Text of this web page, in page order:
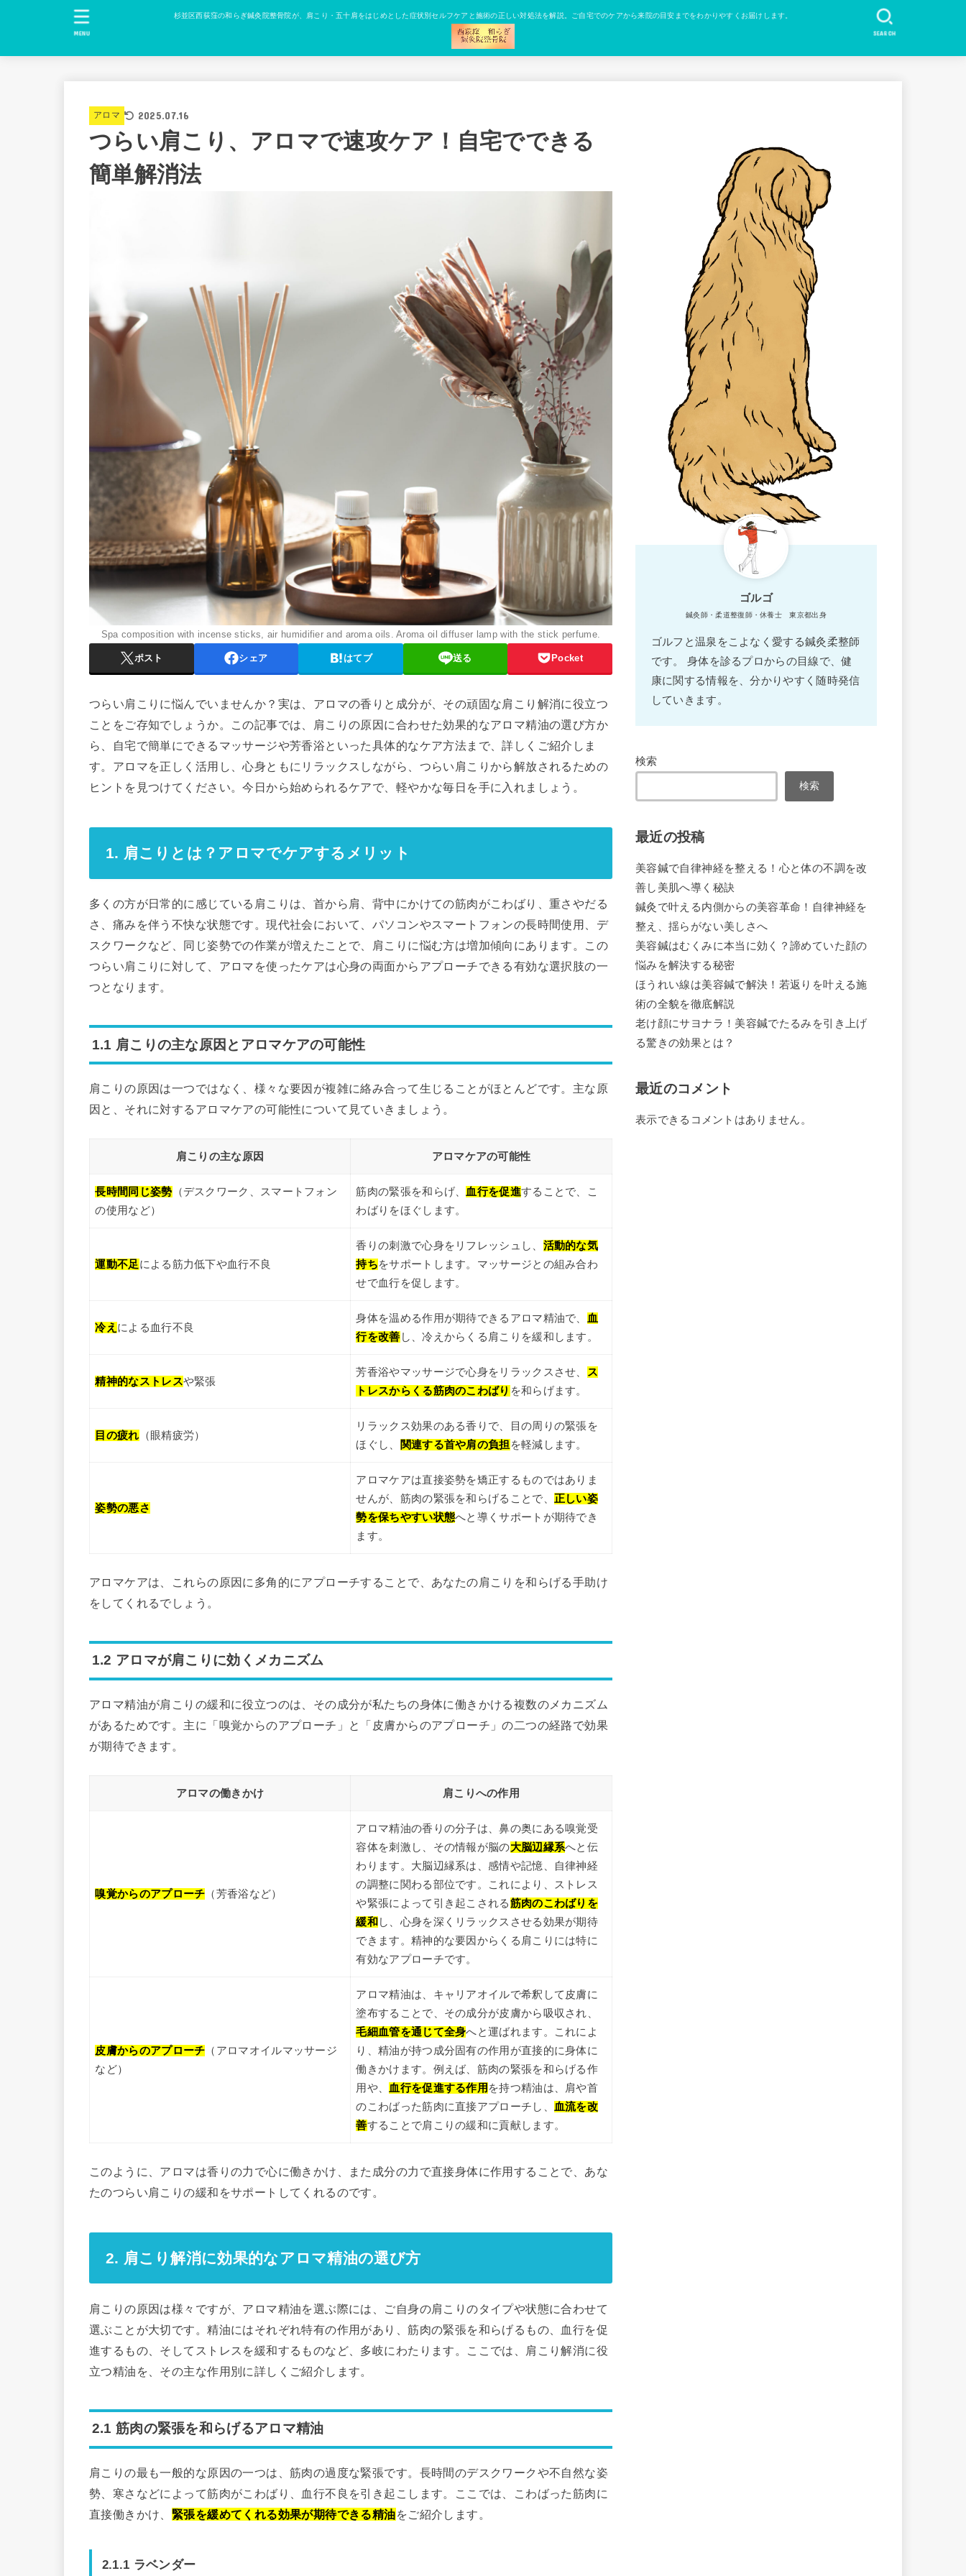
杉並区西荻窪の和らぎ鍼灸院整骨院が、肩こり・五十肩をはじめとした症状別セルフケアと施術の正しい対処法を解説。ご自宅でのケアから来院の目安までをわかりやすくお届けします。
SEARCH
MENU
アロマ 2025.07.16
つらい肩こり、アロマで速攻ケア！自宅でできる
簡単解消法
Spa composition with incense sticks, air humidifier and aroma oils. Aroma oil diffuser lamp with the stick perfume.
ポスト シェア はてブ 送る Pocket
つらい肩こりに悩んでいませんか？実は、アロマの香りと成分が、その頑固な肩こり解消に役立つ
ことをご存知でしょうか。この記事では、肩こりの原因に合わせた効果的なアロマ精油の選び方か
ら、自宅で簡単にできるマッサージや芳香浴といった具体的なケア方法まで、詳しくご紹介しま
す。アロマを正しく活用し、心身ともにリラックスしながら、つらい肩こりから解放されるための
ヒントを見つけてください。今日から始められるケアで、軽やかな毎日を手に入れましょう。
1. 肩こりとは？アロマでケアするメリット
多くの方が日常的に感じている肩こりは、首から肩、背中にかけての筋肉がこわばり、重さやだる
さ、痛みを伴う不快な状態です。現代社会において、パソコンやスマートフォンの長時間使用、デ
スクワークなど、同じ姿勢での作業が増えたことで、肩こりに悩む方は増加傾向にあります。この
つらい肩こりに対して、アロマを使ったケアは心身の両面からアプローチできる有効な選択肢の一
つとなります。
1.1 肩こりの主な原因とアロマケアの可能性
肩こりの原因は一つではなく、様々な要因が複雑に絡み合って生じることがほとんどです。主な原
因と、それに対するアロマケアの可能性について見ていきましょう。
肩こりの主な原因 アロマケアの可能性
長時間同じ姿勢 （デスクワーク、スマートフォン
の使用など）
筋肉の緊張を和らげ、血行を促進することで、こ
わばりをほぐします。
運動不足による筋力低下や血行不良
香りの刺激で心身をリフレッシュし、 活動的な気
持ちをサポートします。マッサージとの組み合わ
せで血行を促します。
冷え による血行不良
身体を温める作用が期待できるアロマ精油で、 血
行を改善 し、冷えからくる肩こりを緩和します。
精神的なストレスや緊張
芳香浴やマッサージで心身をリラックスさせ、 ス
トレスからくる筋肉のこわばり を和らげます。
目の疲れ （眼精疲労）
リラックス効果のある香りで、目の周りの緊張を
ほぐし、
関連する首や肩の負担を軽減します。
姿勢の悪さ
アロマケアは直接姿勢を矯正するものではありま
せんが、筋肉の緊張を和らげることで、 正しい姿
勢を保ちやすい状態へと導くサポートが期待でき
ます。
アロマケアは、これらの原因に多角的にアプローチすることで、あなたの肩こりを和らげる手助け
をしてくれるでしょう。
1.2 アロマが肩こりに効くメカニズム
アロマ精油が肩こりの緩和に役立つのは、その成分が私たちの身体に働きかける複数のメカニズム
があるためです。主に「嗅覚からのアプローチ」と「皮膚からのアプローチ」の二つの経路で効果
が期待できます。
アロマの働きかけ 肩こりへの作用
嗅覚からのアプローチ （芳香浴など）
アロマ精油の香りの分子は、鼻の奥にある嗅覚受
容体を刺激し、その情報が脳の大脳辺縁系へと伝
わります。大脳辺縁系は、感情や記憶、自律神経
の調整に関わる部位です。これにより、ストレス
や緊張によって引き起こされる筋肉のこわばりを
緩和 し、心身を深くリラックスさせる効果が期待
できます。精神的な要因からくる肩こりには特に
有効なアプローチです。
皮膚からのアプローチ （アロマオイルマッサージ
など）
アロマ精油は、キャリアオイルで希釈して皮膚に
塗布することで、その成分が皮膚から吸収され、
毛細血管を通じて全身へと運ばれます。これによ
り、精油が持つ成分固有の作用が直接的に身体に
働きかけます。例えば、筋肉の緊張を和らげる作
用や、
血行を促進する作用 を持つ精油は、肩や首
のこわばった筋肉に直接アプローチし、
血流を改
善することで肩こりの緩和に貢献します。
このように、アロマは香りの力で心に働きかけ、また成分の力で直接身体に作用することで、あな
たのつらい肩こりの緩和をサポートしてくれるのです。
2. 肩こり解消に効果的なアロマ精油の選び方
肩こりの原因は様々ですが、アロマ精油を選ぶ際には、ご自身の肩こりのタイプや状態に合わせて
選ぶことが大切です。精油にはそれぞれ特有の作用があり、筋肉の緊張を和らげるもの、血行を促
進するもの、そしてストレスを緩和するものなど、多岐にわたります。ここでは、肩こり解消に役
立つ精油を、その主な作用別に詳しくご紹介します。
2.1 筋肉の緊張を和らげるアロマ精油
肩こりの最も一般的な原因の一つは、筋肉の過度な緊張です。長時間のデスクワークや不自然な姿
勢、寒さなどによって筋肉がこわばり、血行不良を引き起こします。ここでは、こわばった筋肉に
直接働きかけ、 緊張を緩めてくれる効果が期待できる精油をご紹介します。
2.1.1 ラベンダー
ゴルゴ
鍼灸師・柔道整復師・休養士 東京都出身
ゴルフと温泉をこよなく愛する鍼灸柔整師
です。 身体を診るプロからの目線で、健
康に関する情報を、分かりやすく随時発信
していきます。
検索
検索
最近の投稿
美容鍼で自律神経を整える！心と体の不調を改
善し美肌へ導く秘訣
鍼灸で叶える内側からの美容革命！自律神経を
整え、揺らがない美しさへ
美容鍼はむくみに本当に効く？諦めていた顔の
悩みを解決する秘密
ほうれい線は美容鍼で解決！若返りを叶える施
術の全貌を徹底解説
老け顔にサヨナラ！美容鍼でたるみを引き上げ
る驚きの効果とは？
最近のコメント
表示できるコメントはありません。